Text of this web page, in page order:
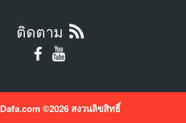
ติดตาม
©2026 สงวนลิขสิทธิ์